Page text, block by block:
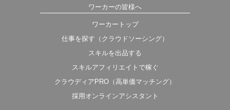
ワーカーの皆様へ
ワーカートップ
仕事を探す（クラウドソーシング）
スキルを出品する
スキルアフィリエイトで稼ぐ
クラウディアPRO（高単価マッチング）
採用オンラインアシスタント